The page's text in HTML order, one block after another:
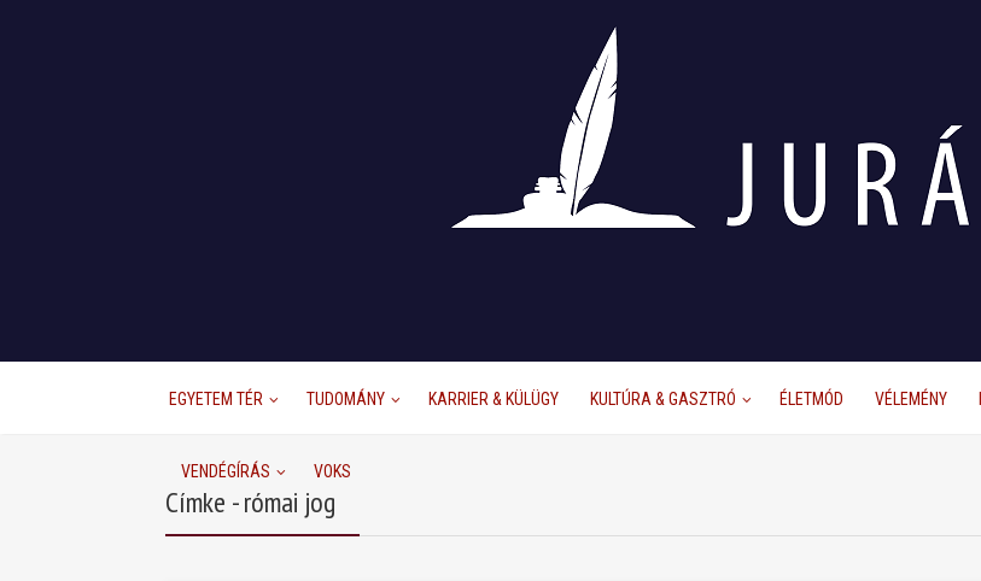
EGYETEM TÉR TUDOMÁNY KARRIER & KÜLÜGY KULTÚRA & GASZTRÓ ÉLETMÓD VÉLEMÉNY
VENDÉGÍRÁS VOKS
Címke - római jog